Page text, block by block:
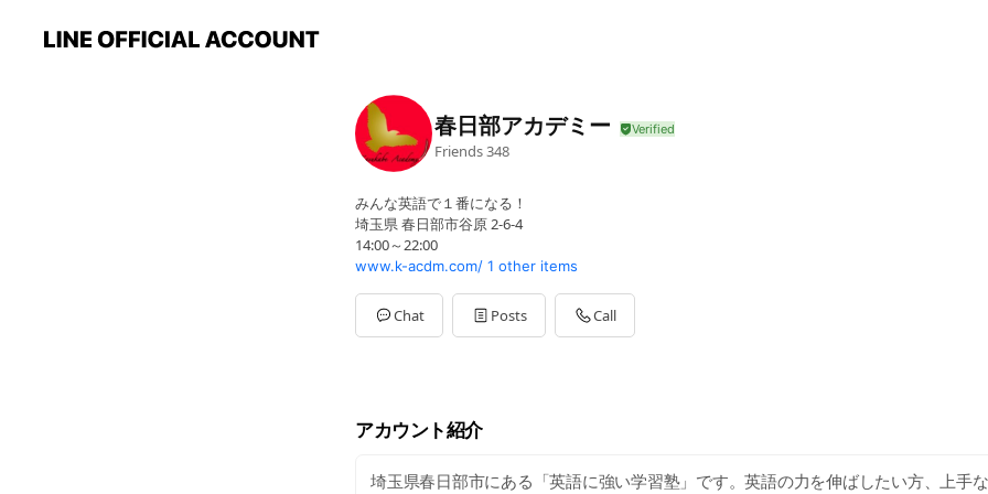
春日部アカデミー
Friends348
みんな英語で１番になる！
埼玉県 春日部市谷原 2-6-4
14:00～22:00
www.k-acdm.com/ 1 other items
Chat Posts Call
アカウント紹介
埼玉県春日部市にある「英語に強い学習塾」です。英語の力を伸ばしたい方、上手